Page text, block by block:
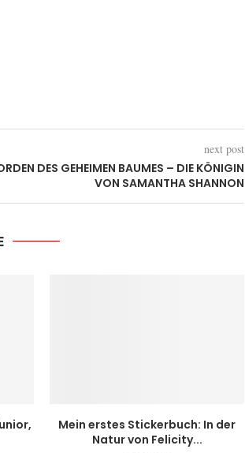
next post
DES GEHEIMEN BAUMES – DIE KÖNIGIN
VON SAMANTHA SHANNON
Mein erstes Stickerbuch: In der
Natur von Felicity...